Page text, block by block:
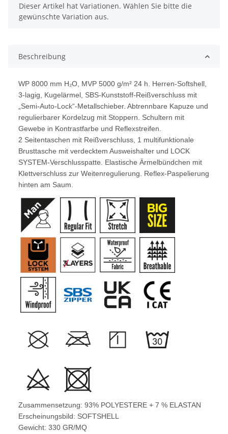
x
Dieser Artikel hat Variationen. Wählen Sie bitte die
gewünschte Variation aus.
Beschreibung
WP 8000 mm H₂O, MVP 5000 g/m² 24 h. Herren-Softshell,
3-lagig, Kugelärmel, SBS-Kunststoff-Reißverschluss mit
„Semi-Auto-Lock“-Metallschieber. Abtrennbare Kapuze und
regulierbarer Kordelzug mit Stoppern. Schultern mit
Gewebe in Kontrastfarbe und Reflexstreifen.
2 Seitentaschen mit Reißverschluss, 1 multifunktionale
Brusttasche mit verdecktem Ausweishalter und LOCK
SYSTEM-Verschlusspatte. Elastische Ärmelbündchen mit
Klettverschluss zur Weitenregulierung. Reflex-Paspelierung
hinten am Saum.
Zusammensetzung: 93% POLYESTERE + 7 % ELASTAN
Erscheinungsbild: SOFTSHELL
Gewicht: 330 GR/MQ